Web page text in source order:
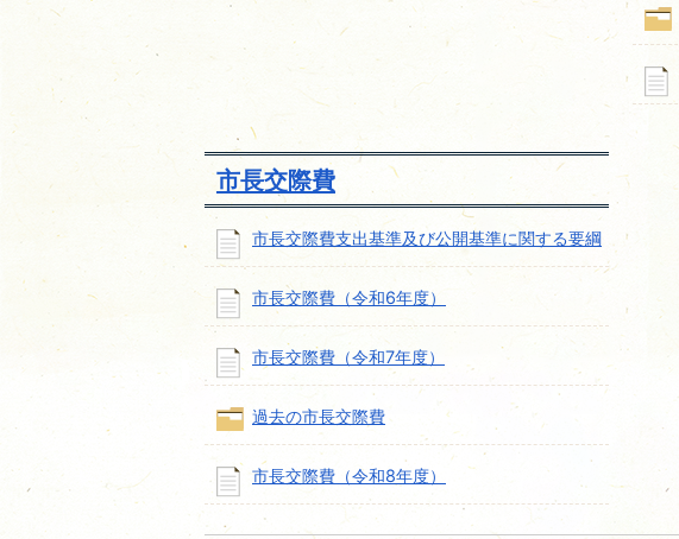
市長交際費
市長交際費支出基準及び公開基準に関する要綱
市長交際費（令和6年度）
市長交際費（令和7年度）
過去の市長交際費
市長交際費（令和8年度）